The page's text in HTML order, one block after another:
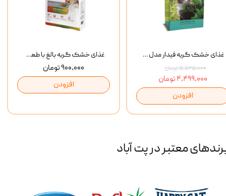
غذای خشک گربه بالغ با طعم مرغ و برنج رفلکس Reflex Multi Color Chicken And Rice وزن 1 کیلوگرم
۹۰۰,۰۰۰ تومان
افزودن
غذای خشک گربه فیدار مدل Adult وزن 10 کیلوگرم
۵,۵۲۵,۰۰۰ تومان
۴,۴۹۹,۰۰۰ تومان
افزودن
معتبر در پت آباد